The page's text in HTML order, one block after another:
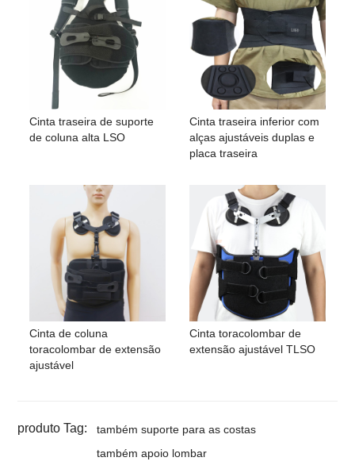
Cinta traseira de suporte
de coluna alta LSO
Cinta traseira inferior com
alças ajustáveis ​​duplas e
placa traseira
Cinta de coluna
toracolombar de extensão
ajustável
Cinta toracolombar de
extensão ajustável TLSO
produto Tag:
também suporte para as costas
também apoio lombar